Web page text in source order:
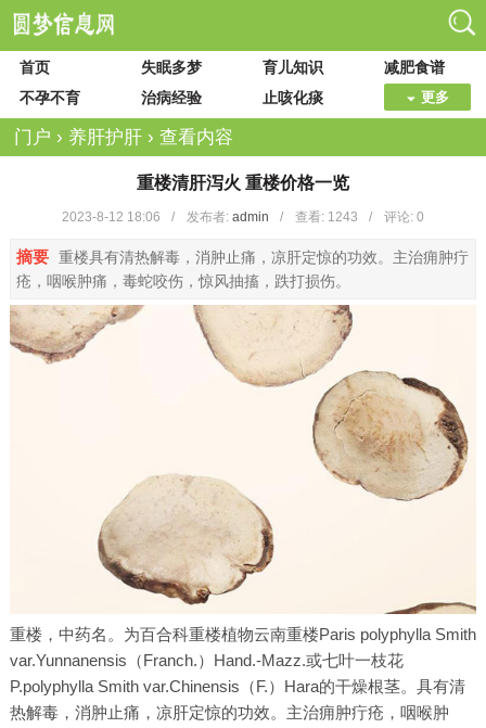
首页 失眠多梦 育儿知识
减肥食谱
不孕不育
治病经验 止咳化痰 更多
门户 › 养肝护肝 › 查看内容
重楼清肝泻火 重楼价格一览
2023-8-12 18:06 / 发布者: admin / 查看: 1243 / 评论: 0
摘要 重楼具有清热解毒，消肿止痛，凉肝定惊的功效。主治痈肿疔
疮，咽喉肿痛，毒蛇咬伤，惊风抽搐，跌打损伤。
重楼，中药名。为百合科重楼植物云南重楼Paris polyphylla Smith
var.Yunnanensis（Franch.）Hand.-Mazz.或七叶一枝花
P.polyphylla Smith var.Chinensis（F.）Hara的干燥根茎。具有清
热解毒，消肿止痛，凉肝定惊的功效。主治痈肿疔疮，咽喉肿